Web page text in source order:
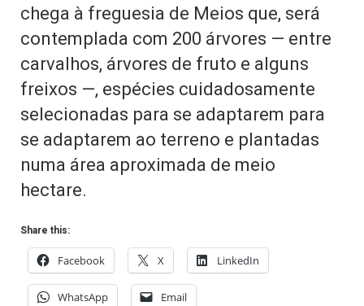
chega à freguesia de Meios que, será
contemplada com 200 árvores — entre
carvalhos, árvores de fruto e alguns
freixos —, espécies cuidadosamente
selecionadas para se adaptarem para
se adaptarem ao terreno e plantadas
numa área aproximada de meio
hectare.
Share this:
Facebook X LinkedIn
WhatsApp Email